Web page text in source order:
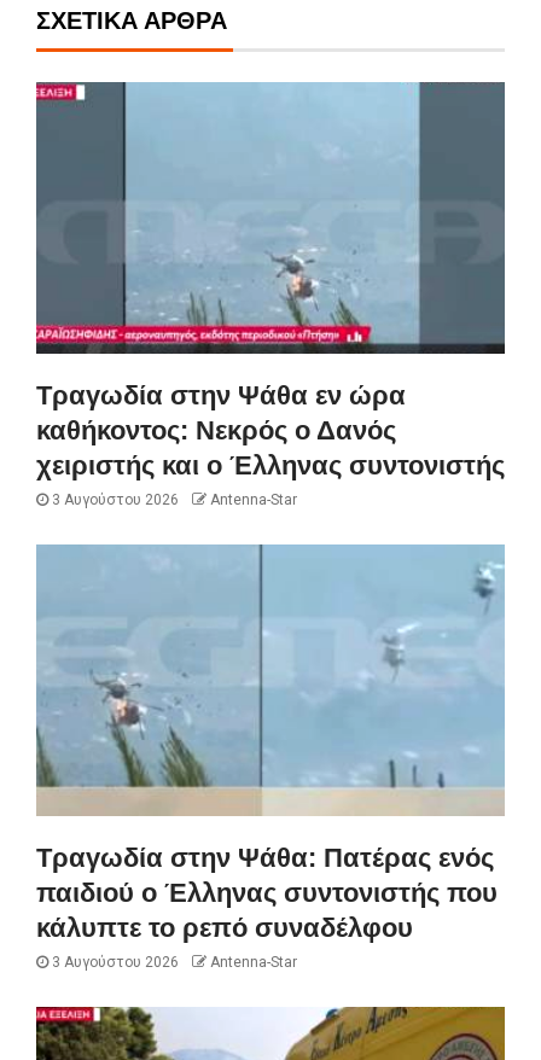
ΣΧΕΤΙΚΆ ΆΡΘΡΑ
Τραγωδία στην Ψάθα εν ώρα
καθήκοντος: Νεκρός ο Δανός
χειριστής και ο Έλληνας συντονιστής
3 Αυγούστου 2026 Antenna-Star
Τραγωδία στην Ψάθα: Πατέρας ενός
παιδιού ο Έλληνας συντονιστής που
κάλυπτε το ρεπό συναδέλφου
3 Αυγούστου 2026 Antenna-Star